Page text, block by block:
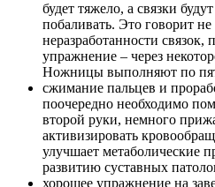
будет тяжело, а связки
побаливать. Это говорит
неразработанности связок,
упражнение – через
Ножницы выполняют по
сжимание пальцев и
поочередно необходимо
второй руки, немного
активизировать
улучшает метаболические
развитию суставных
хорошее упражнение на